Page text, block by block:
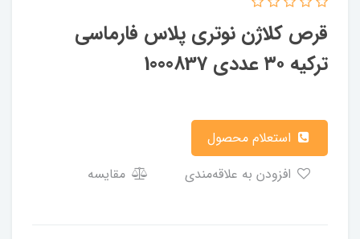
قرص کلاژن نوتری پلاس فارماسی
ترکیه ۳۰ عددی 1000837
مقایسه